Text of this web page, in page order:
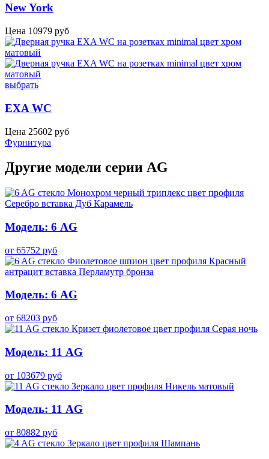
New York
Цена 10979 руб
выбрать
EXA WC
Цена 25602 руб
Фурнитура
Другие модели серии AG
Модель: 6 AG
от 65752 руб
Модель: 6 AG
от 68203 руб
Модель: 11 AG
от 103679 руб
Модель: 11 AG
от 80882 руб